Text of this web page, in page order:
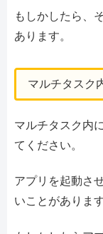
もしかしたら、
あります。
マルチタスク
マルチタスク内
てください。
アプリを起動さ
いことがあります